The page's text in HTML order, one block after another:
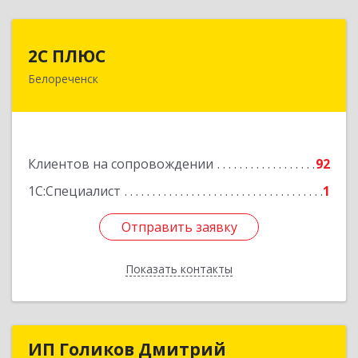
2С ПЛЮС
Белореченск
Клиентов на сопровождении
92
1С:Специалист
1
Отправить заявку
Показать контакты
352630, Краснодарский край, Белореченский р-
Отправить заявку
Назад
ИП Голиков ДмитрийИП Голиков Дмитрий